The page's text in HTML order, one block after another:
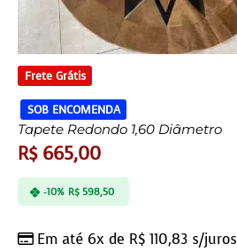
Frete Grátis
SOB ENCOMENDA
Tapete Redondo 1,60 Diâmetro
R$665,00
Em até 6x de R$ 110,83 s/juros
-10% R$598,50